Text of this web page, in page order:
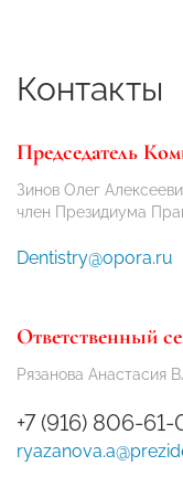
Контакты
Председатель
Зинов Олег
член Президиума
Dentistry@opora.ru
Ответственный
Рязанова Анастасия
+7 (916) 806-61-